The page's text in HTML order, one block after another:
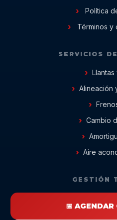
Política
Términos y
SERVICIOS
Llantas
Alineación
Cambio
Aire
GESTIÓN
📅